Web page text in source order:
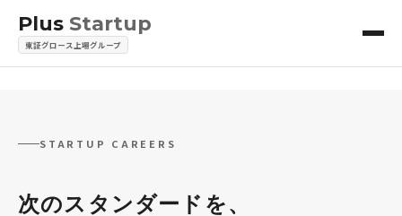
Plus Startup
東証グロース上場グループ
STARTUP CAREERS
次のスタンダードを、